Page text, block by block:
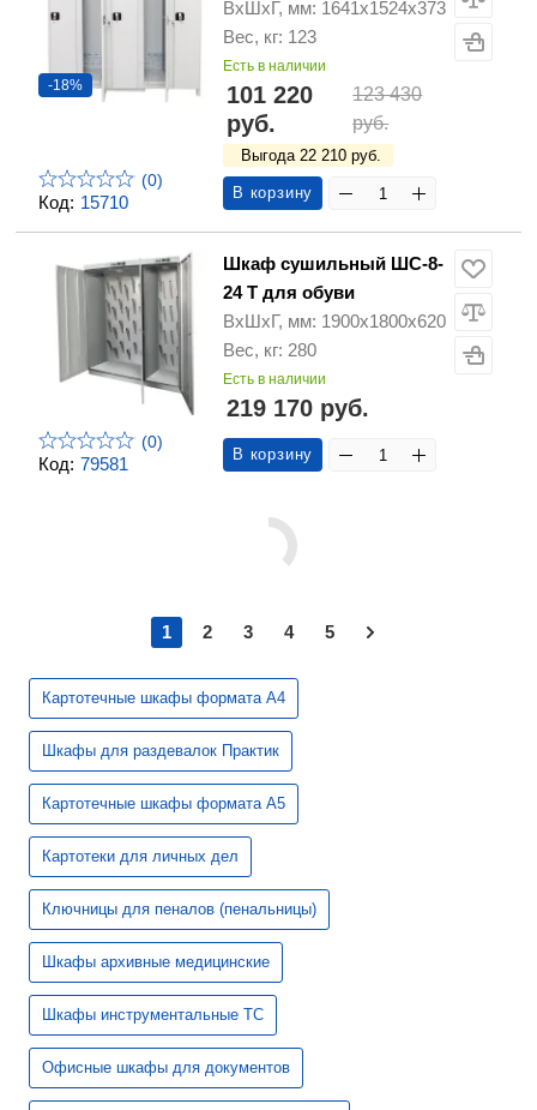
Код: 15710
-18%
(0)
ВхШхГ, мм: 1641х1524х373
Вес, кг: 123
Есть в наличии
101 220
руб.
123 430
руб.
Выгода 22 210 руб.
В корзину
Код: 79581
(0)
Шкаф сушильный ШС-8-
24 Т для обуви
ВхШхГ, мм: 1900х1800х620
Вес, кг: 280
Есть в наличии
219 170 руб.
В корзину
1 2 3 4 5
Картотечные шкафы формата А4
Шкафы для раздевалок Практик
Картотечные шкафы формата А5
Картотеки для личных дел
Ключницы для пеналов (пенальницы)
Шкафы архивные медицинские
Шкафы инструментальные TC
Офисные шкафы для документов